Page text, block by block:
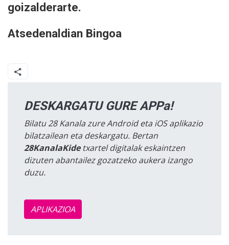
goizalderarte.
Atsedenaldian Bingoa
DESKARGATU GURE APPa!
Bilatu 28 Kanala zure Android eta iOS aplikazio
bilatzailean eta deskargatu. Bertan
28KanalaKidetxartel digitalak eskaintzen
dizuten abantailez gozatzeko aukera izango
duzu.
APLIKAZIOA